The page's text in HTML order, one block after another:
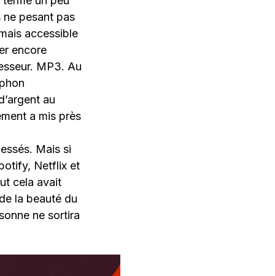
pesant pas
accessible
encore
MP3. Au
au
a mis près
Mais si
Netflix et
cela avait
la beauté du
ne sortira